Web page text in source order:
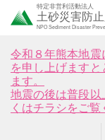
特定非営利活動法人
土砂災害防
NPO Sediment Disaster
令和８年熊本地
を申し上げます
ます。
地震の後は普段
くはチラシをご覧